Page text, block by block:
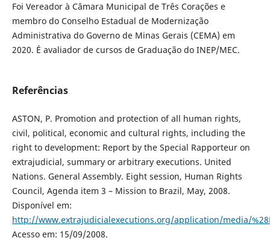
Foi Vereador à Câmara Municipal de Três Corações e
membro do Conselho Estadual de Modernização
Administrativa do Governo de Minas Gerais (CEMA) em
2020. É avaliador de cursos de Graduação do INEP/MEC.
Referências
ASTON, P. Promotion and protection of all human rights,
civil, political, economic and cultural rights, including the
right to development: Report by the Special Rapporteur on
extrajudicial, summary or arbitrary executions. United
Nations. General Assembly. Eight session, Human Rights
Council, Agenda item 3 – Mission to Brazil, May, 2008.
Disponível em:
http://www.extrajudicialexecutions.org/application/media/
Acesso em: 15/09/2008.